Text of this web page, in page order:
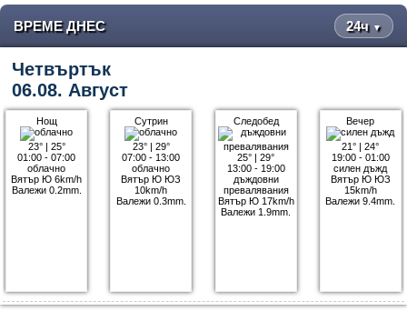
ВРЕМЕ ДНЕС 24ч ▼
Четвъртък
06.08. Август
Нощ
23°| 25°
01:00 - 07:00
облачно
Вятър Ю 6km/h
Валежи 0.2mm.
Сутрин
23°| 29°
07:00 - 13:00
облачно
Вятър Ю ЮЗ
10km/h
Валежи 0.3mm.
Следобед
25° |29°
13:00 - 19:00
дъждовни
превалявания
Вятър Ю 17km/h
Валежи 1.9mm.
Вечер
21° |24°
19:00 - 01:00
силен дъжд
Вятър Ю ЮЗ
15km/h
Валежи 9.4mm.